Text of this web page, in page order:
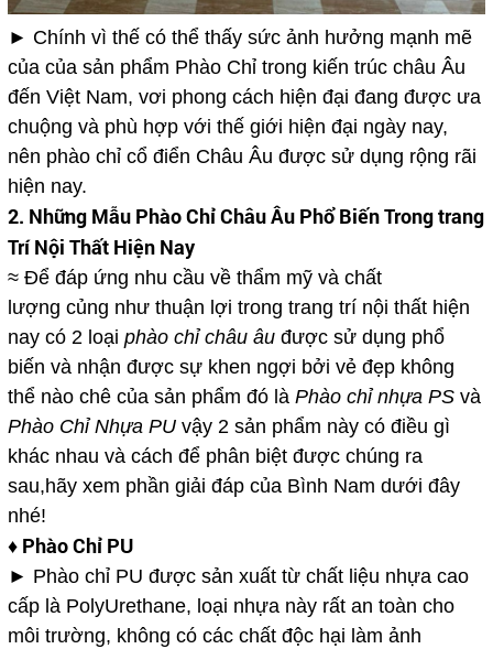
► Chính vì thế có thể thấy sức ảnh hưởng mạnh mẽ
của của sản phẩm Phào Chỉ trong kiến trúc châu Âu
đến Việt Nam, vơi phong cách hiện đại đang được ưa
chuộng và phù hợp với thế giới hiện đại ngày nay,
nên phào chỉ cổ điển Châu Âu được sử dụng rộng rãi
hiện nay.
2. Những Mẫu Phào Chỉ Châu Âu Phổ Biến Trong trang
Trí Nội Thất Hiện Nay
≈ Để đáp ứng nhu cầu về thẩm mỹ và chất
lượng củng như thuận lợi trong trang trí nội thất hiện
nay có 2 loại phào chỉ châu âuđược sử dụng phổ
biến và nhận được sự khen ngợi bởi vẻ đẹp không
thể nào chê của sản phẩm đó là Phào chỉ nhựa PSvà
Phào Chỉ Nhựa PU vậy 2 sản phẩm này có điều gì
khác nhau và cách để phân biệt được chúng ra
sau,hãy xem phần giải đáp của Bình Nam dưới đây
nhé!
♦ Phào Chỉ PU
► Phào chỉ PU được sản xuất từ chất liệu nhựa cao
cấp là PolyUrethane, loại nhựa này rất an toàn cho
môi trường, không có các chất độc hại làm ảnh